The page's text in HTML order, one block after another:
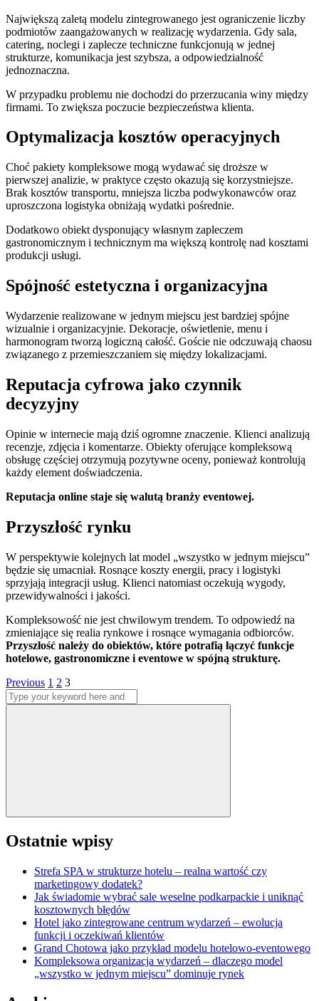
Największą zaletą modelu zintegrowanego jest ograniczenie liczby
podmiotów zaangażowanych w realizację wydarzenia. Gdy sala,
catering, noclegi i zaplecze techniczne funkcjonują w jednej
strukturze, komunikacja jest szybsza, a odpowiedzialność
jednoznaczna.
W przypadku problemu nie dochodzi do przerzucania winy między
firmami. To zwiększa poczucie bezpieczeństwa klienta.
Optymalizacja kosztów operacyjnych
Choć pakiety kompleksowe mogą wydawać się droższe w
pierwszej analizie, w praktyce często okazują się korzystniejsze.
Brak kosztów transportu, mniejsza liczba podwykonawców oraz
uproszczona logistyka obniżają wydatki pośrednie.
Dodatkowo obiekt dysponujący własnym zapleczem
gastronomicznym i technicznym ma większą kontrolę nad kosztami
produkcji usługi.
Spójność estetyczna i organizacyjna
Wydarzenie realizowane w jednym miejscu jest bardziej spójne
wizualnie i organizacyjnie. Dekoracje, oświetlenie, menu i
harmonogram tworzą logiczną całość. Goście nie odczuwają chaosu
związanego z przemieszczaniem się między lokalizacjami.
Reputacja cyfrowa jako czynnik
decyzyjny
Opinie w internecie mają dziś ogromne znaczenie. Klienci analizują
recenzje, zdjęcia i komentarze. Obiekty oferujące kompleksową
obsługę częściej otrzymują pozytywne oceny, ponieważ kontrolują
każdy element doświadczenia.
Reputacja online staje się walutą branży eventowej.
Przyszłość rynku
W perspektywie kolejnych lat model „wszystko w jednym miejscu”
będzie się umacniał. Rosnące koszty energii, pracy i logistyki
sprzyjają integracji usług. Klienci natomiast oczekują wygody,
przewidywalności i jakości.
Kompleksowość nie jest chwilowym trendem. To odpowiedź na
zmieniające się realia rynkowe i rosnące wymagania odbiorców.
Przyszłość należy do obiektów, które potrafią łączyć funkcje
hotelowe, gastronomiczne i eventowe w spójną strukturę.
Stronicowanie
wpisów
Previous Page
1 Page
2 Page
3
Search
for:
Ostatnie wpisy
Strefa SPA w strukturze hotelu – realna wartość czy
marketingowy dodatek?
Jak świadomie wybrać sale weselne podkarpackie i uniknąć
kosztownych błędów
Hotel jako zintegrowane centrum wydarzeń – ewolucja
funkcji i oczekiwań klientów
Grand Chotowa jako przykład modelu hotelowo-eventowego
Kompleksowa organizacja wydarzeń – dlaczego model
„wszystko w jednym miejscu” dominuje rynek